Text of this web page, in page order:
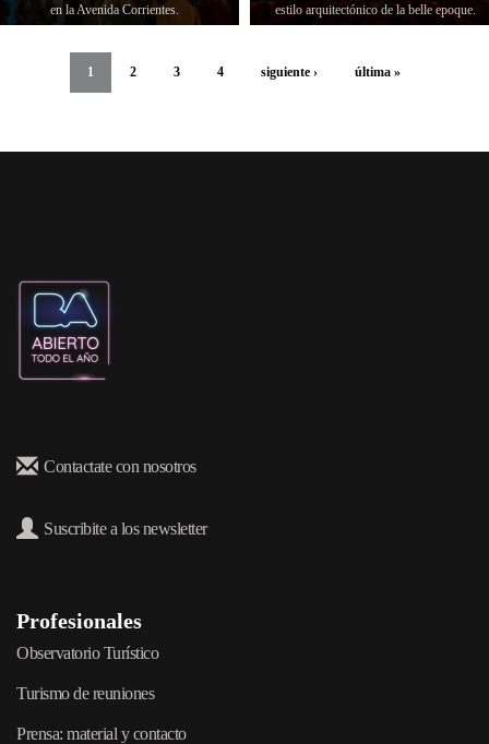
en la Avenida Corrientes.
estilo arquitectónico de la belle epoque.
1 2 3 4 siguiente › última »
Contactate con nosotros
Suscribite a los newsletter
Profesionales
Observatorio Turístico
Turismo de reuniones
Prensa: material y contacto